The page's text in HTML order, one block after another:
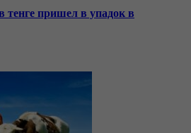
тенге пришел в упадок в